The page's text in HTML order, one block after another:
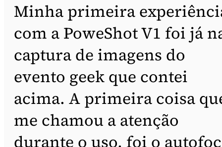
Minha primeira
com a PoweShot V1 foi já
captura de imagens do
evento geek que contei
acima. A primeira coisa
me chamou a atenção
durante o uso, foi o